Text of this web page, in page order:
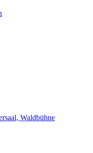
Waldbühne